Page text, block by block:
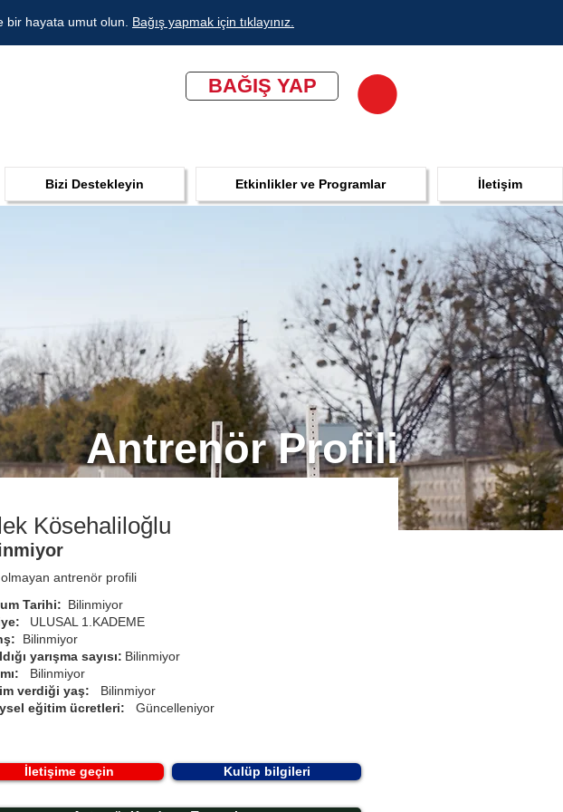
bir hayata umut olun. Bağış yapmak için tıklayınız.
BAĞIŞ YAP
Bizi Destekleyin Etkinlikler ve Programlar İletişim
Antrenör Profili
Kösehaliloğlu
antrenör profili
Tarihi: Bilinmiyor
ULUSAL 1.KADEME
Bilinmiyor
yarışma sayısı: Bilinmiyor
Bilinmiyor
verdiği yaş:
Bilinmiyor
eğitim ücretleri:
Güncelleniyor
İletişime geçin Kulüp bilgileri